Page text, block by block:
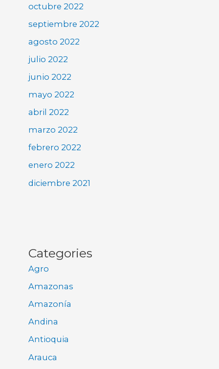
octubre 2022
septiembre 2022
agosto 2022
julio 2022
junio 2022
mayo 2022
abril 2022
marzo 2022
febrero 2022
enero 2022
diciembre 2021
Categories
Agro
Amazonas
Amazonía
Andina
Antioquia
Arauca